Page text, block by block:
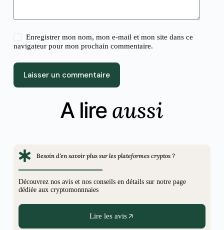
Enregistrer mon nom, mon e-mail et mon site dans ce
navigateur pour mon prochain commentaire.
Laisser un commentaire
A lire aussi
Besoin d'en savoir plus sur les plateformes cryptos ?
Découvrez nos avis et nos conseils en détails sur notre page
dédiée aux cryptomonnnaies
Lire les avis